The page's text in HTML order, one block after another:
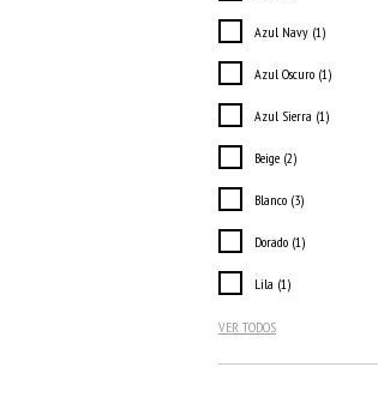
Azul Navy (1)
Azul Oscuro (1)
Azul Sierra (1)
Beige (2)
Blanco (3)
Dorado (1)
Lila (1)
VER TODOS